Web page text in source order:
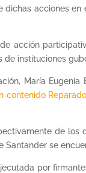
acciones
acción
instituciones
María
contenido
de
se
por